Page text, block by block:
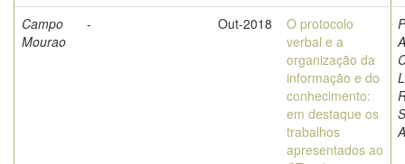
Campo
Mourao
- Out-2018
O protocolo
verbal e a
organização da
informação e do
conhecimento:
em destaque os
trabalhos
apresentados ao